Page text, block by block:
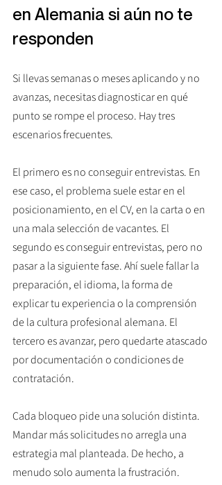
en Alemania si aún no te
responden
Si llevas semanas o meses aplicando y no
avanzas, necesitas diagnosticar en qué
punto se rompe el proceso. Hay tres
escenarios frecuentes.
El primero es no conseguir entrevistas. En
ese caso, el problema suele estar en el
posicionamiento, en el CV, en la carta o en
una mala selección de vacantes. El
segundo es conseguir entrevistas, pero no
pasar a la siguiente fase. Ahí suele fallar la
preparación, el idioma, la forma de
explicar tu experiencia o la comprensión
de la cultura profesional alemana. El
tercero es avanzar, pero quedarte atascado
por documentación o condiciones de
contratación.
Cada bloqueo pide una solución distinta.
Mandar más solicitudes no arregla una
estrategia mal planteada. De hecho, a
menudo solo aumenta la frustración.